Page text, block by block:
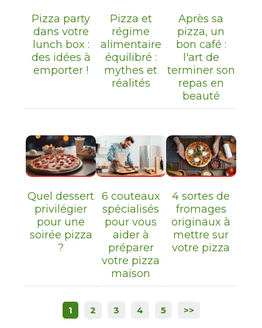
Pizza party
dans votre
lunch box :
des idées à
emporter !
Pizza et
régime
alimentaire
équilibré :
mythes et
réalités
Après sa
pizza, un
bon café :
l'art de
terminer son
repas en
beauté
Quel dessert
privilégier
pour une
soirée pizza
?
6 couteaux
spécialisés
pour vous
aider à
préparer
votre pizza
maison
4 sortes de
fromages
originaux à
mettre sur
votre pizza
1 2 3 4 5 >>